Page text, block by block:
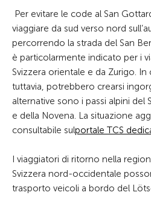
Per evitare le code al San
viaggiare da sud verso nord
percorrendo la strada del San
è particolarmente indicato per i
Svizzera orientale e da Zurigo.
tuttavia, potrebbero crearsi
alternative sono i passi alpini del
e della Novena. La situazione
consultabile sulportale TCS
I viaggiatori di ritorno nella
Svizzera nord-occidentale
trasporto veicoli a bordo del